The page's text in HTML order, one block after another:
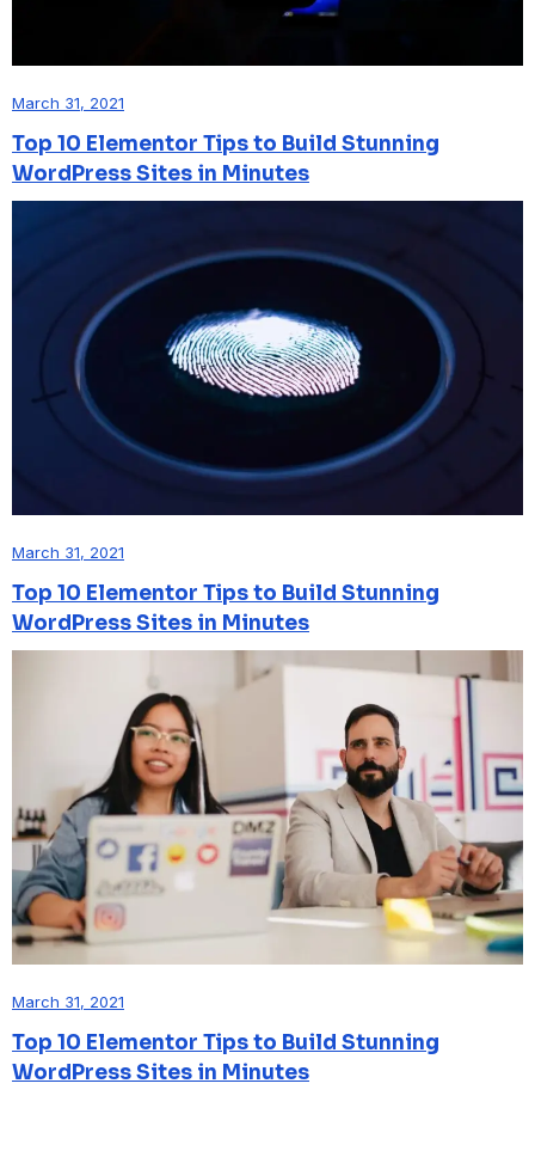
March 31, 2021
Top 10 Elementor Tips to Build Stunning
WordPress Sites in Minutes
March 31, 2021
Top 10 Elementor Tips to Build Stunning
WordPress Sites in Minutes
March 31, 2021
Top 10 Elementor Tips to Build Stunning
WordPress Sites in Minutes